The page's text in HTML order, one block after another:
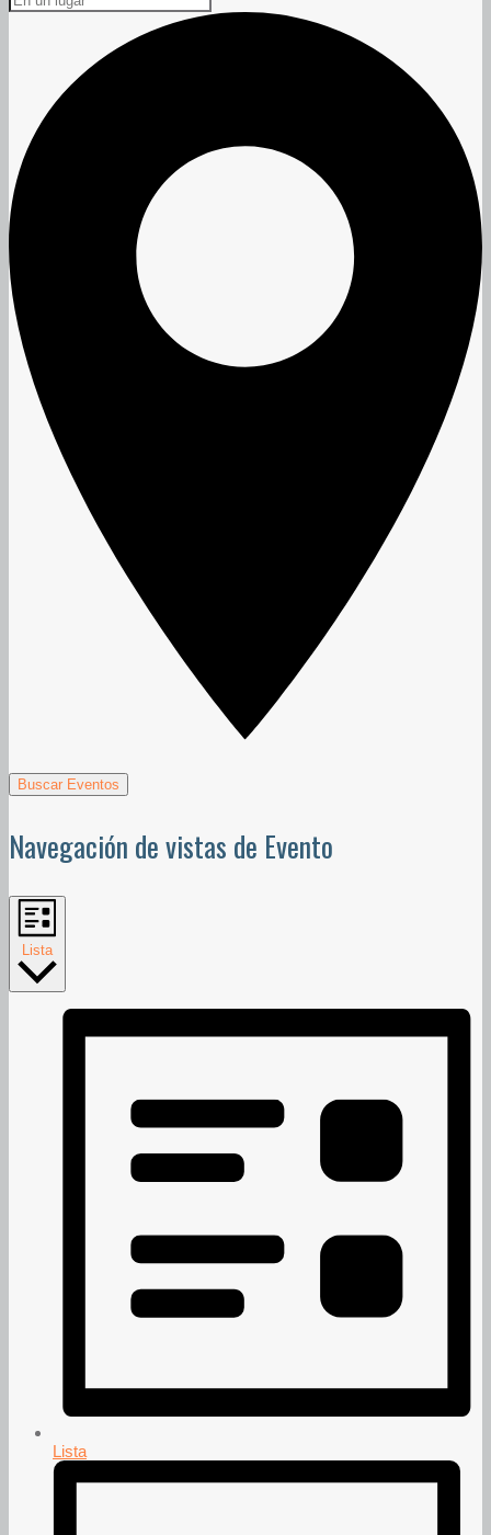
Buscar Eventos
Navegación de vistas de Evento
Lista
Lista